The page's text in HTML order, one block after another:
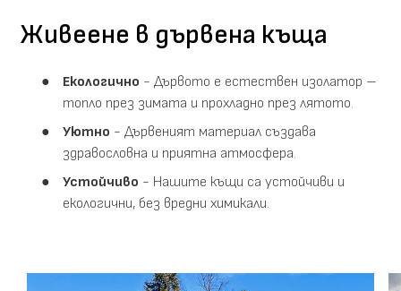
Живеене в дървена къща
Екологично - Дървото е естествен изолатор –
топло през зимата и прохладно през лятото.
Уютно - Дървеният материал създава
здравословна и приятна атмосфера.
Устойчиво - Нашите къщи са устойчиви и
екологични, без вредни химикали.